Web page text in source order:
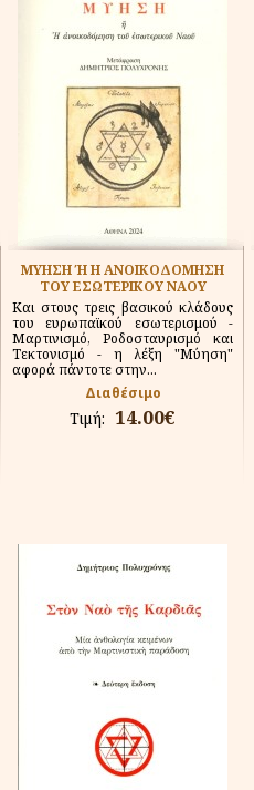
ΜΥΗΣΗ Ή Η ΑΝΟΙΚΟΔΟΜΗΣΗ
ΤΟΥ ΕΣΩΤΕΡΙΚΟΥ ΝΑΟΥ
Και στους τρεις βασικού κλάδους
του ευρωπαϊκού εσωτερισμού -
Μαρτινισμό, Ροδοσταυρισμό και
Τεκτονισμό - η λέξη "Μύηση"
αφορά πάντοτε στην...
Διαθέσιμο
Τιμή: 14.00€